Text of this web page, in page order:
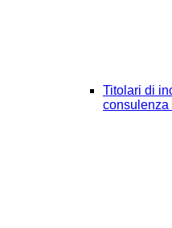
Titolari di
consulenza